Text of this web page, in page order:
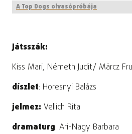
A Top Dogs olvasópróbája
Játsszák:
Kiss Mari, Németh Judit/ Märcz
díszlet: Horesnyi Balázs
jelmez: Vellich Rita
dramaturg: Ari-Nagy Barbara